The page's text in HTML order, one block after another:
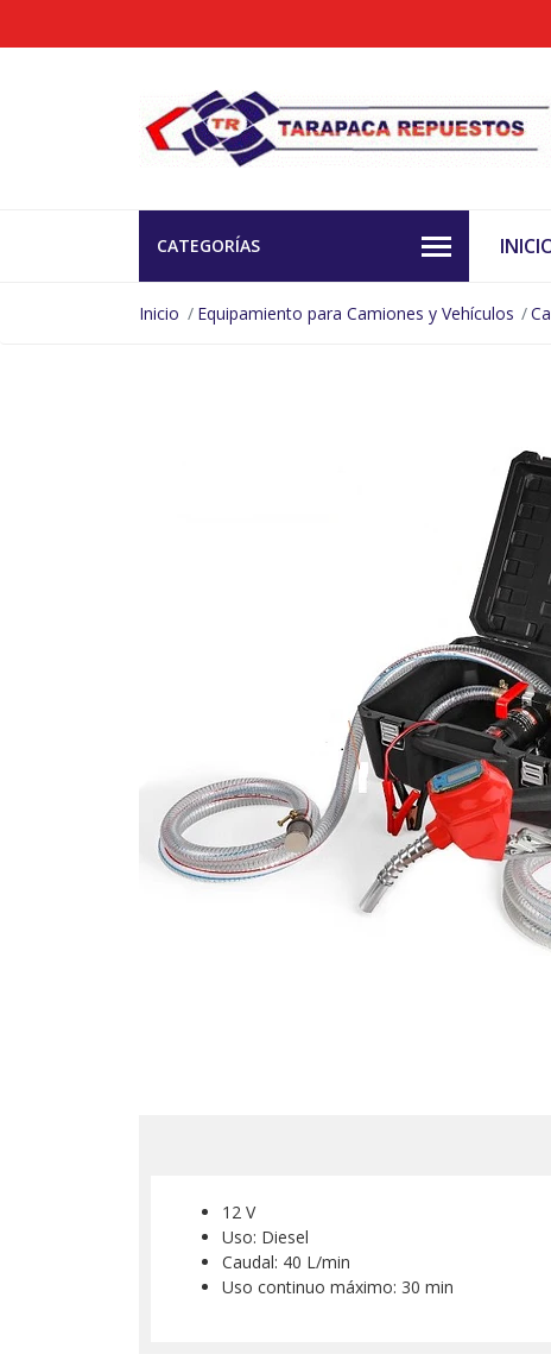
CATEGORÍAS
Inicio Equipamiento para Camiones y Vehículos
12 V
Uso: Diesel
Caudal: 40 L/min
Uso continuo máximo: 30 min